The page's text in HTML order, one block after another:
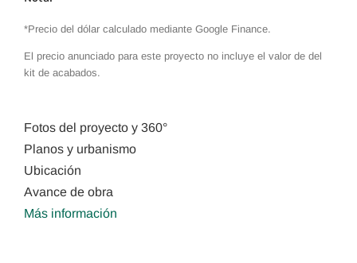
*Precio del dólar calculado mediante Google Finance.
El precio anunciado para este proyecto no incluye el valor de del
kit de acabados.
Fotos del proyecto y 360°
Planos y urbanismo
Ubicación
Avance de obra
Más información